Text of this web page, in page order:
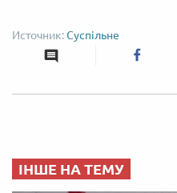
Суспільне
ІНШЕ НА ТЕМУ